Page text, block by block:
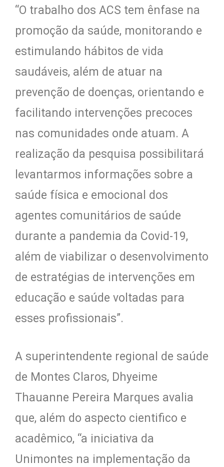
“O trabalho dos ACS tem ênfase na
promoção da saúde, monitorando e
estimulando hábitos de vida
saudáveis, além de atuar na
prevenção de doenças, orientando e
facilitando intervenções precoces
nas comunidades onde atuam. A
realização da pesquisa possibilitará
levantarmos informações sobre a
saúde física e emocional dos
agentes comunitários de saúde
durante a pandemia da Covid-19,
além de viabilizar o desenvolvimento
de estratégias de intervenções em
educação e saúde voltadas para
esses profissionais”.
A superintendente regional de saúde
de Montes Claros, Dhyeime
Thauanne Pereira Marques avalia
que, além do aspecto cientifico e
acadêmico, “a iniciativa da
Unimontes na implementação da